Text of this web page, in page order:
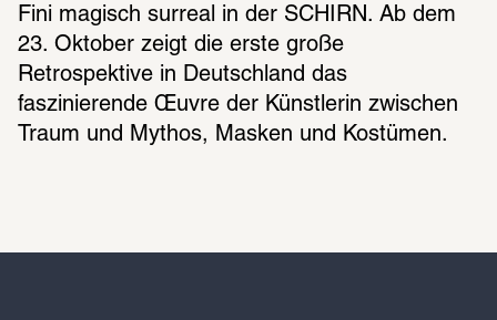
Fini magisch surreal in der SCHIRN. Ab dem
23. Oktober zeigt die erste große
Retrospektive in Deutschland das
faszinierende Œuvre der Künstlerin zwischen
Traum und Mythos, Masken und Kostümen.